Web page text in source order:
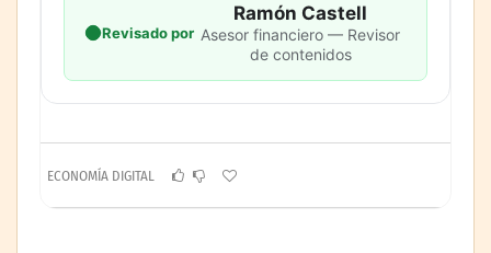
Revisado por
Ramón Castell
Asesor financiero — Revisor
de contenidos
ECONOMÍA DIGITAL